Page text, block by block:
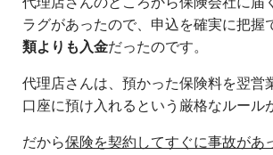
ラグがあったので、申込を確実に把握
類よりも入金だったのです。
代理店さんは、預かった保険料を翌営
口座に預け入れるという厳格なルール
だから保険を契約してすぐに事故があ